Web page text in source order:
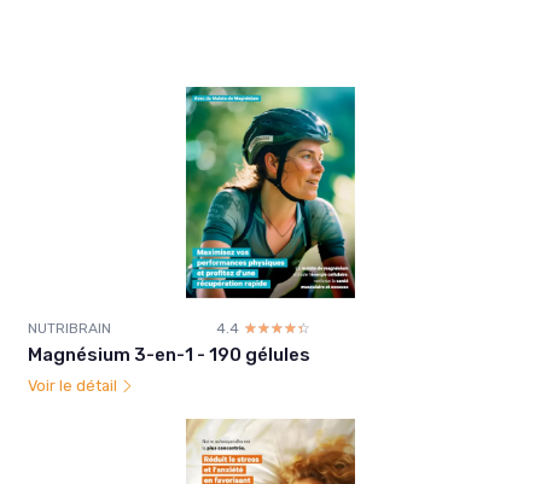
NUTRIBRAIN 4.4 ☆☆☆☆☆
★★★★★
Magnésium 3-en-1 - 190 gélules
Voir le détail